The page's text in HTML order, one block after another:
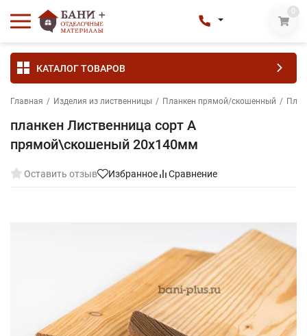
0
КАТАЛОГ ТОВАРОВ
Главная / Изделия из лиственницы / Планкен прямой/скошенный /
планкен Лиственница сорт А
прямой\скошеный 20х140мм
Оставить отзыв Избранное Сравнение